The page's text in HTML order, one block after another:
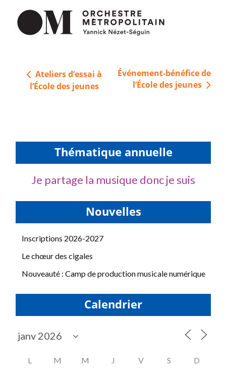
Navigation
Ateliers d’essai à
l’École des jeunes
Événement-bénéfice de
l’École des jeunes
Thématique annuelle
Je partage la musique donc je suis
Nouvelles
Inscriptions 2026-2027
Le chœur des cigales
Nouveauté : Camp de production musicale numérique
Calendrier
L M M J V S D